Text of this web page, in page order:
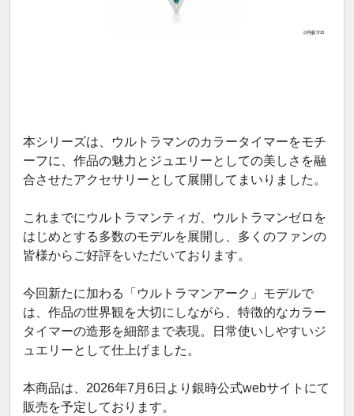
本シリーズは、ウルトラマンのカラータイマーをモチ
ーフに、作品の魅力とジュエリーとしての美しさを融
合させたアクセサリーとして展開してまいりました。
これまでにウルトラマンティガ、ウルトラマンゼロを
はじめとする多数のモデルを展開し、多くのファンの
皆様からご好評をいただいております。
今回新たに加わる「ウルトラマンアーク」モデルで
は、作品の世界観を大切にしながら、特徴的なカラー
タイマーの造形を細部まで表現。日常使いしやすいジ
ュエリーとして仕上げました。
本商品は、2026年7月6日より銀時公式webサイトにて
販売を予定しております。